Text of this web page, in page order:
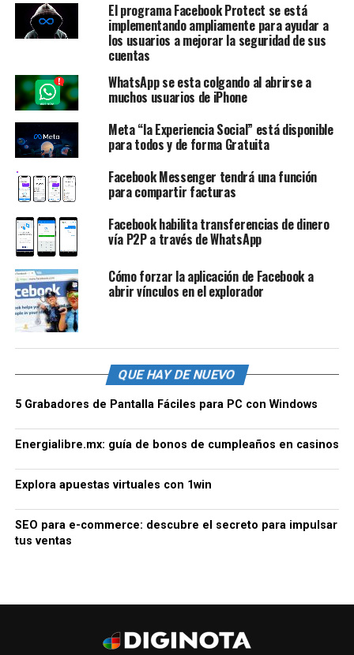
El programa Facebook Protect se está
implementando ampliamente para ayudar a
los usuarios a mejorar la seguridad de sus
cuentas
WhatsApp se esta colgando al abrirse a
muchos usuarios de iPhone
Meta “la Experiencia Social” está disponible
para todos y de forma Gratuita
Facebook Messenger tendrá una función
para compartir facturas
Facebook habilita transferencias de dinero
vía P2P a través de WhatsApp
Cómo forzar la aplicación de Facebook a
abrir vínculos en el explorador
QUE HAY DE NUEVO
5 Grabadores de Pantalla Fáciles para PC con Windows
Energialibre.mx: guía de bonos de cumpleaños en casinos
Explora apuestas virtuales con 1win
SEO para e-commerce: descubre el secreto para impulsar
tus ventas